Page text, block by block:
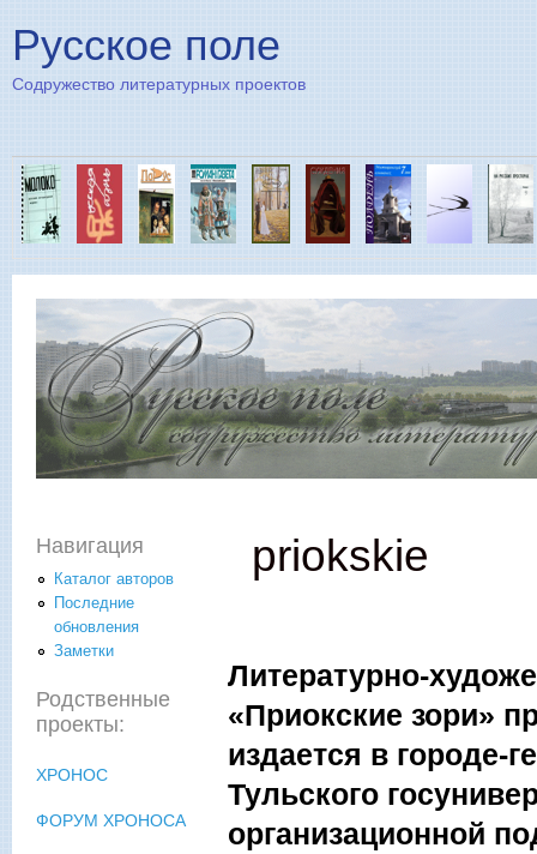
Русское поле
Содружество литературных проектов
priokskie
Литературно-
«Приокские зори»
издается в городе-
Тульского
организационной
Навигация
Каталог авторов
Последние
обновления
Заметки
Родственные
проекты:
ХРОНОС
ФОРУМ ХРОНОСА